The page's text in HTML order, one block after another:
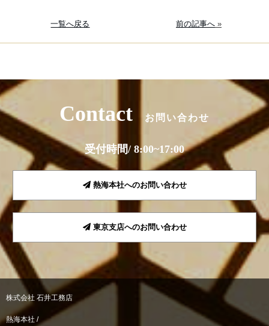
一覧へ戻る 前の記事へ»
Contact お問い合わせ
受付時間/ 8:00~17:00
熱海本社へのお問い合わせ
東京支店へのお問い合わせ
株式会社 石井工務店
熱海本社 /